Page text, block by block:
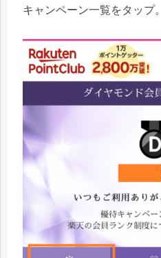
キャンペーン一覧をタップ。